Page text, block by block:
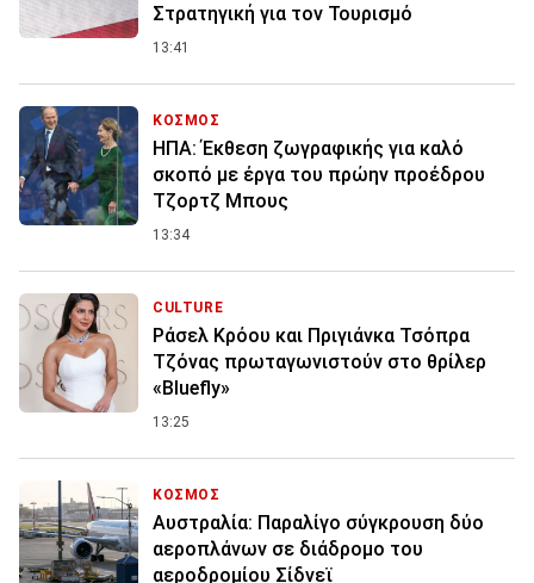
Στρατηγική για τον Τουρισμό
13:41
ΚΟΣΜΟΣ
ΗΠΑ: Έκθεση ζωγραφικής για καλό
σκοπό με έργα του πρώην προέδρου
Τζορτζ Μπους
13:34
CULTURE
Ράσελ Κρόου και Πριγιάνκα Τσόπρα
Τζόνας πρωταγωνιστούν στο θρίλερ
«Bluefly»
13:25
ΚΟΣΜΟΣ
Αυστραλία: Παραλίγο σύγκρουση δύο
αεροπλάνων σε διάδρομο του
αεροδρομίου Σίδνεϊ